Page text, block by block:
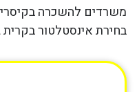
משרדים להשכרה
בחירת אינסטלטור בקרית גת: 6 דברים שלא כדאי